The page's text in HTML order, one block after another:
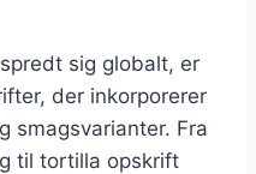
sig globalt, er
der inkorporerer
smagsvarianter. Fra
til tortilla opskrift